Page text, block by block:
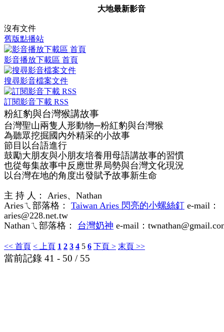
大地最新影音
沒有文件
舊版點播站
影音播放下載區 首頁
搜尋影音檔案文件
訂閱影音下載 RSS
粉紅豹與台灣猴講故事
台灣聖山兩隻人形動物─粉紅豹與台灣猴
為聽眾挖掘國內外精采的小故事
節目以台語進行
鼓勵大朋友與小朋友培養用母語講故事的習慣
也從每集故事中反應世界局勢與台灣文化現況
以台灣在地的角度出發賦予故事新生命
主 持 人： Aries、Nathan
Ariesㄟ部落格： Taiwan Aries 閃亮的小螺絲釘 e-mail：
aries@228.net.tw
Nathanㄟ部落格： 台灣奶神 e-mail：
<< 首頁 < 上頁 1 2 3 4 5 6 下頁 > 末頁 >>
當前記錄 41 - 50 / 55